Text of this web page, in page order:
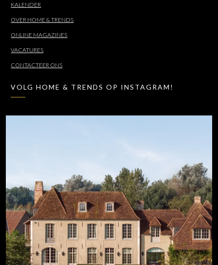
KALENDER
OVER HOME & TRENDS
ONLINE MAGAZINES
VACATURES
CONTACTEER ONS
VOLG HOME & TRENDS OP INSTAGRAM!